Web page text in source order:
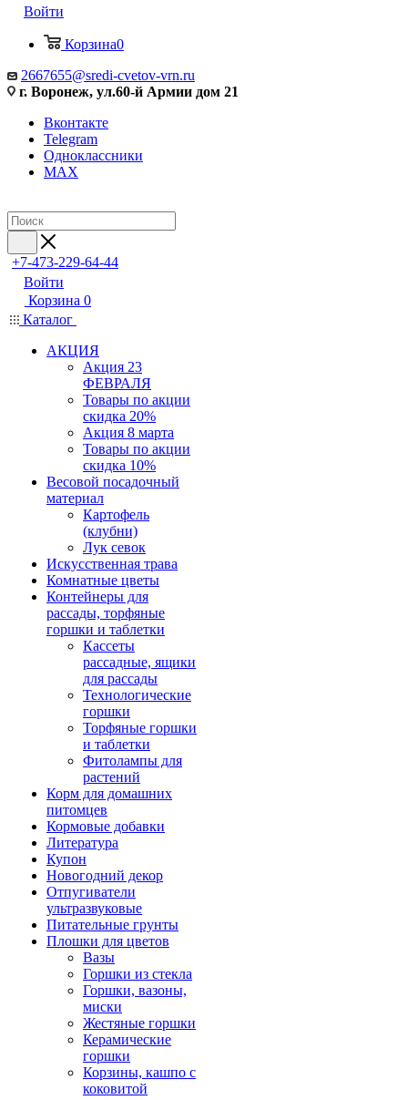
Войти
Корзина0
2667655@sredi-cvetov-vrn.ru
г. Воронеж, ул.60-й Армии дом 21
Вконтакте
Telegram
Одноклассники
MAX
+7-473-229-64-44
Войти
Корзина 0
Каталог
АКЦИЯ
Акция 23
ФЕВРАЛЯ
Товары по акции
скидка 20%
Акция 8 марта
Товары по акции
скидка 10%
Весовой посадочный
материал
Картофель
(клубни)
Лук севок
Искусственная трава
Комнатные цветы
Контейнеры для
рассады, торфяные
горшки и таблетки
Кассеты
рассадные, ящики
для рассады
Технологические
горшки
Торфяные горшки
и таблетки
Фитолампы для
растений
Корм для домашних
питомцев
Кормовые добавки
Литература
Купон
Новогодний декор
Отпугиватели
ультразвуковые
Питательные грунты
Плошки для цветов
Вазы
Горшки из стекла
Горшки, вазоны,
миски
Жестяные горшки
Керамические
горшки
Корзины, кашпо с
коковитой